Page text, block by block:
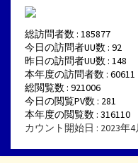
総訪問者数 : 185877
今日の訪問者UU数 : 92
昨日の訪問者UU数 : 148
本年度の訪問者数 : 60611
総閲覧数 : 921006
今日の閲覧PV数 : 281
本年度の閲覧数 : 316110
カウント開始日 : 2023年4